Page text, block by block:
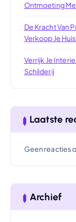
Ontmoeting
De Kracht Van
Verkoop Je
Verrijk Je
Schilderij
Laatste
Geen reacties
Archief